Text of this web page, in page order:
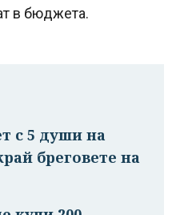
в бюджета.
с 5 души на
бреговете на